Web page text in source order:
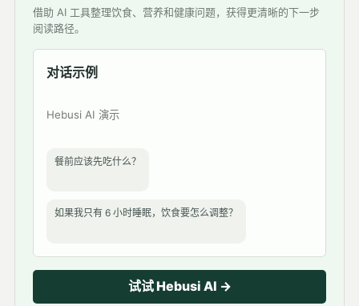
借助 AI 工具整理饮食、营养和健康问题，获得更清晰的下一步
阅读路径。
对话示例
Hebusi AI 演示
餐前应该先吃什么？
如果我只有 6 小时睡眠，饮食要怎么调整？
试试 Hebusi AI →